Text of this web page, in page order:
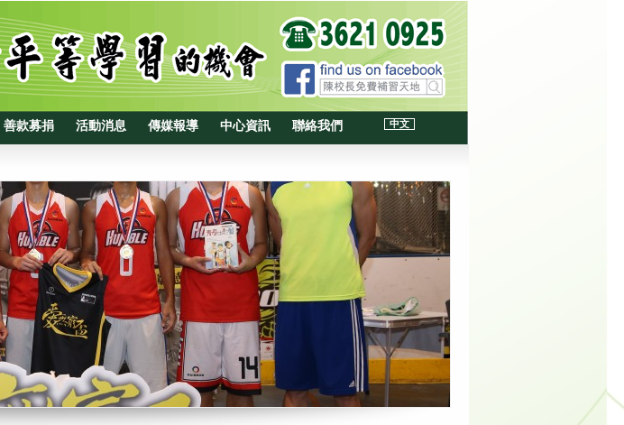
中文
善款募捐 活動消息 傳媒報導 中心資訊 聯絡我們